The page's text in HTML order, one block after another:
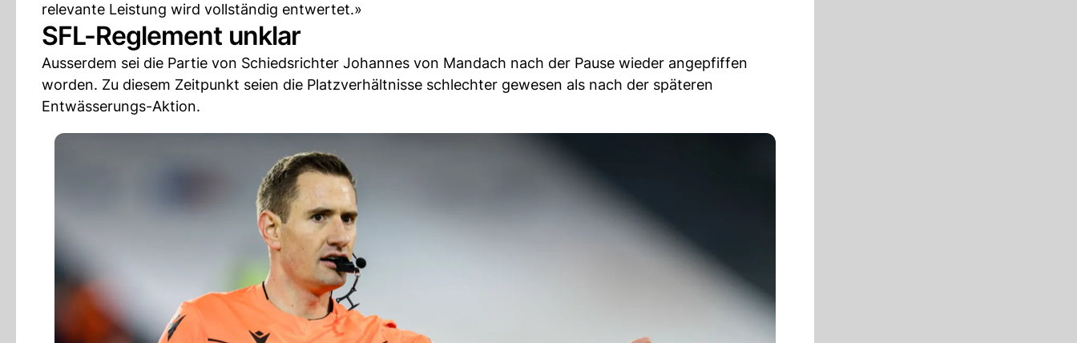
relevante Leistung wird vollständig entwertet.»
SFL-Reglement unklar
Ausserdem sei die Partie von Schiedsrichter Johannes von Mandach nach der Pause wieder angepfiffen
worden. Zu diesem Zeitpunkt seien die Platzverhältnisse schlechter gewesen als nach der späteren
Entwässerungs-Aktion.